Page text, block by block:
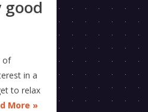
good
of
in a
to relax
More »